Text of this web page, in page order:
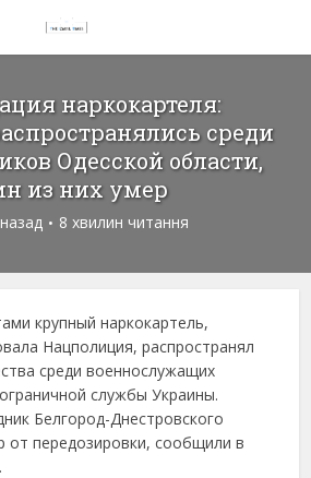
наркокартеля:
среди
Одесской области,
из них умер
8 хвилин читання
крупный наркокартель,
Нацполиция, распространял
среди военнослужащих
службы Украины.
Белгород-Днестровского
от передозировки, сообщили в